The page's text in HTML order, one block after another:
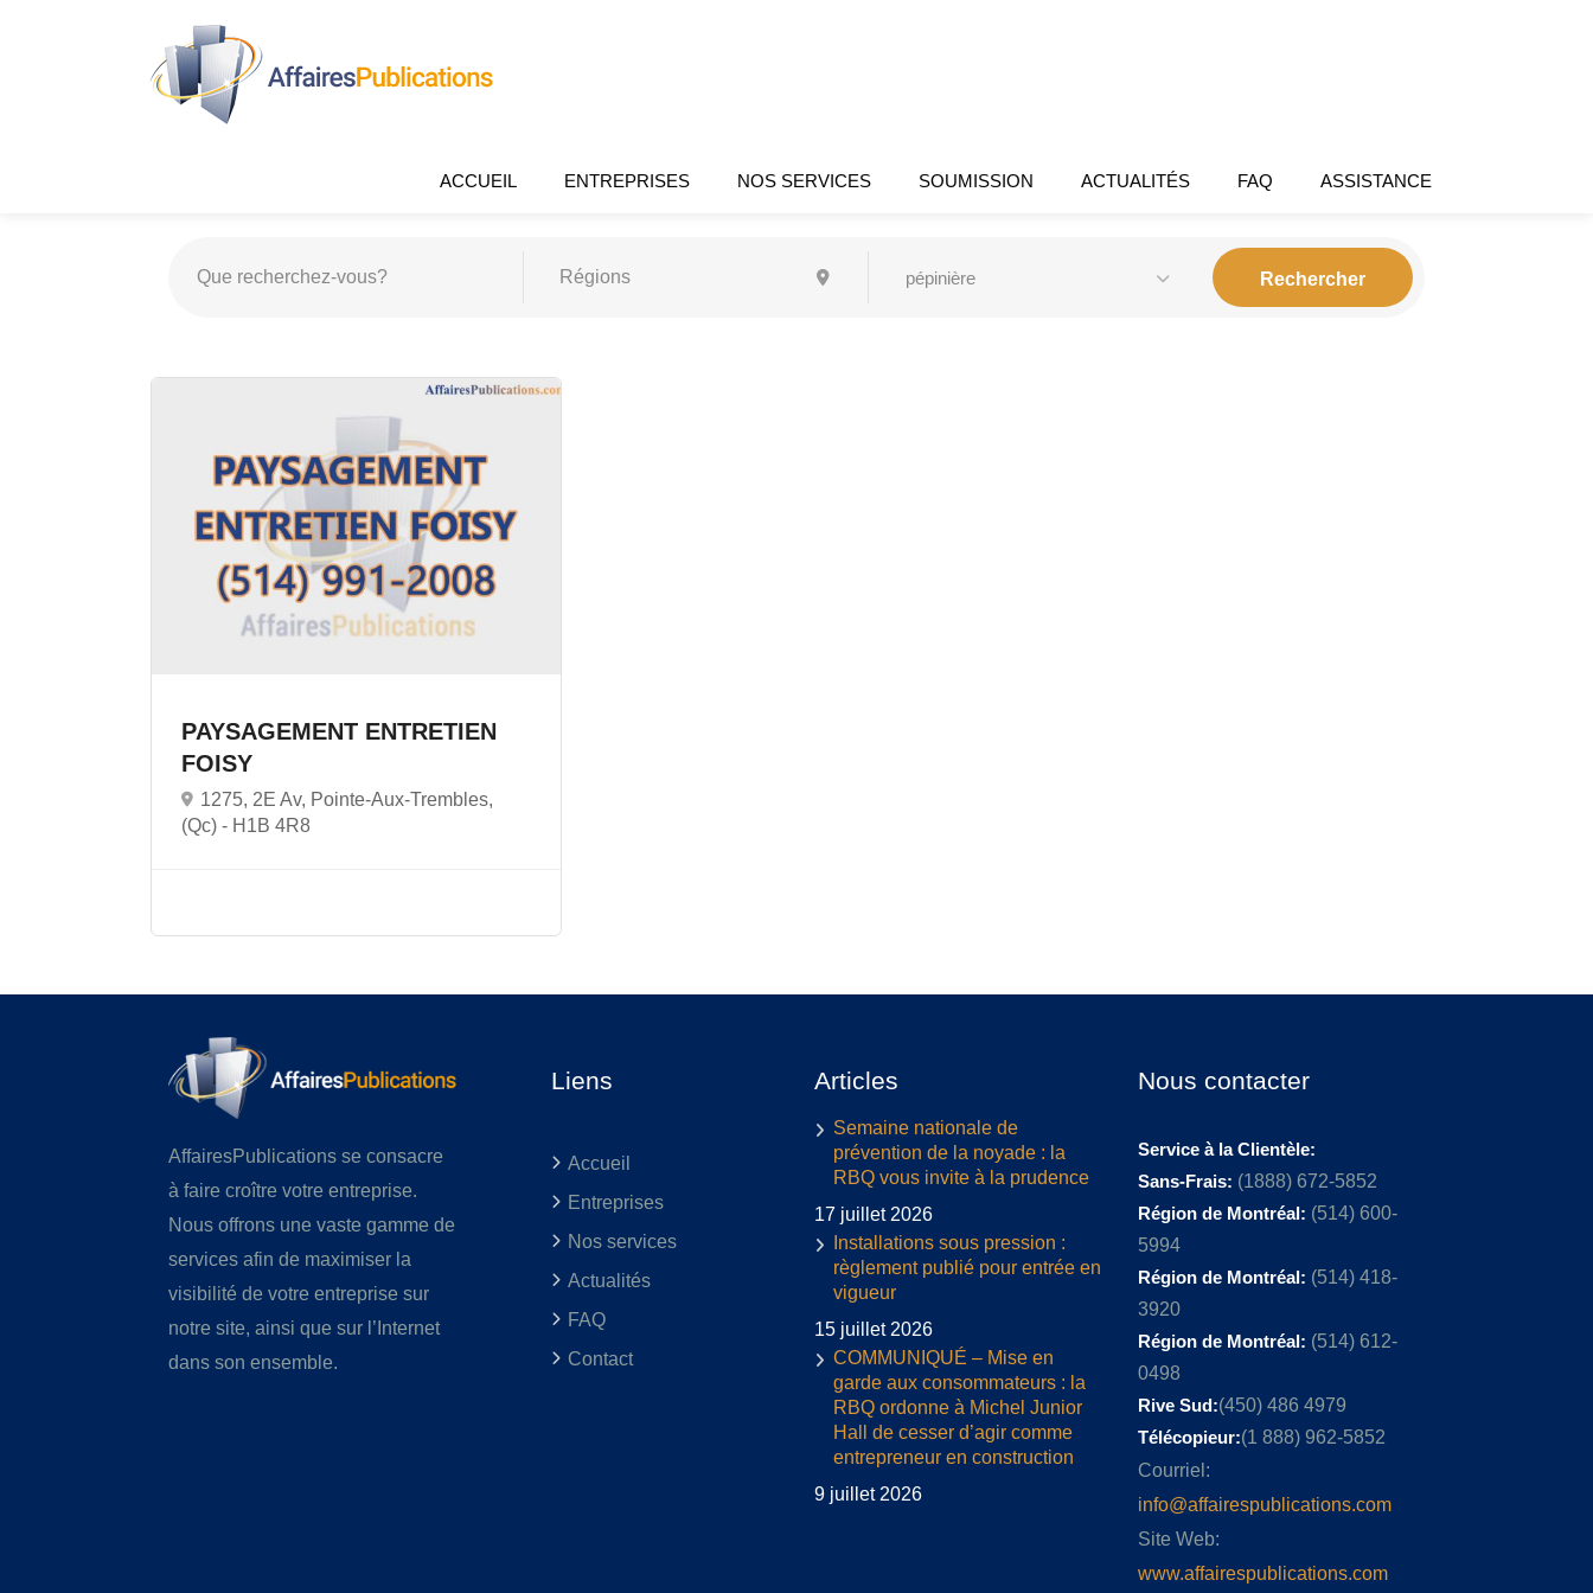
ACCUEIL ENTREPRISES NOS SERVICES SOUMISSION ACTUALITÉS FAQ ASSISTANCE
pépinière
PAYSAGEMENT ENTRETIEN
FOISY
1275, 2E Av, Pointe-Aux-Trembles,
(Qc) - H1B 4R8
AffairesPublications se consacre
à faire croître votre entreprise.
Nous offrons une vaste gamme de
services afin de maximiser la
visibilité de votre entreprise sur
notre site, ainsi que sur l’Internet
dans son ensemble.
Liens
Accueil
Entreprises
Nos services
Actualités
FAQ
Contact
Articles
Semaine nationale de
prévention de la noyade : la
RBQ vous invite à la prudence
17 juillet 2026
Installations sous pression :
règlement publié pour entrée en
vigueur
15 juillet 2026
COMMUNIQUÉ – Mise en
garde aux consommateurs : la
RBQ ordonne à Michel Junior
Hall de cesser d’agir comme
entrepreneur en construction
9 juillet 2026
Nous contacter
Service à la Clientèle:
Sans-Frais: (1888) 672-5852
Région de Montréal: (514) 600-
5994
Région de Montréal: (514) 418-
3920
Région de Montréal: (514) 612-
0498
Rive Sud:(450) 486 4979
Télécopieur:(1 888) 962-5852
Courriel:
info@affairespublications.com
Site Web:
www.affairespublications.com